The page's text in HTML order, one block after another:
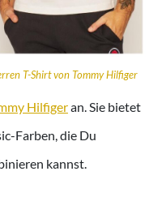
T-Shirt von Tommy Hilfiger
Hilfigeran. Sie bietet
Farben, die Du
kannst.